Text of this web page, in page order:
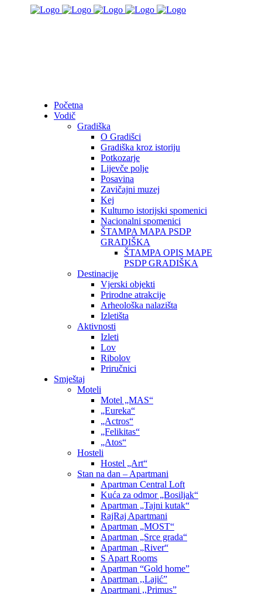
Početna
Vodič
Gradiška
O Gradišci
Gradiška kroz istoriju
Potkozarje
Lijevče polje
Posavina
Zavičajni muzej
Kej
Kulturno istorijski spomenici
Nacionalni spomenici
ŠTAMPA MAPA PSDP
GRADIŠKA
ŠTAMPA OPIS MAPE
PSDP GRADIŠKA
Destinacije
Vjerski objekti
Prirodne atrakcije
Arheološka nalazišta
Izletišta
Aktivnosti
Izleti
Lov
Ribolov
Priručnici
Smještaj
Moteli
Motel „MAS“
„Eureka“
„Actros“
„Felikitas“
„Atos“
Hosteli
Hostel „Art“
Stan na dan – Apartmani
Apartman Central Loft
Kuća za odmor „Bosiljak“
Apartman „Tajni kutak“
RajRaj Apartmani
Apartman „MOST“
Apartman „Srce grada“
Apartman „River“
S Apart Rooms
Apartman “Gold home”
Apartman ,,Lajić”
Apartmani ,,Primus”